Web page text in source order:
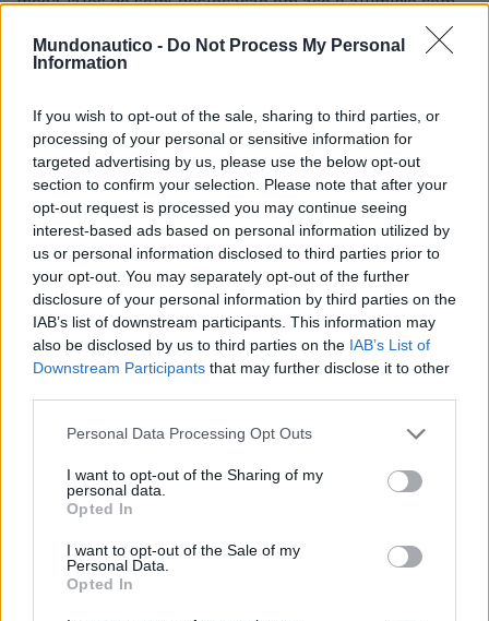
Mundonautico - Do Not Process My Personal
Information
If you wish to opt-out of the sale, sharing to third parties, or
processing of your personal or sensitive information for
targeted advertising by us, please use the below opt-out
section to confirm your selection. Please note that after your
opt-out request is processed you may continue seeing
interest-based ads based on personal information utilized by
us or personal information disclosed to third parties prior to
your opt-out. You may separately opt-out of the further
disclosure of your personal information by third parties on the
IAB’s list of downstream participants. This information may
also be disclosed by us to third parties on the IAB’s List of
Downstream Participants that may further disclose it to other
Personal Data Processing Opt Outs
I want to opt-out of the Sharing of my
personal data.
Opted In
I want to opt-out of the Sale of my
Personal Data.
Opted In
comprimentos entre 35 e 65 metros. Baglietto conta
atualmente com 2 locais de produção, em La Spezia
Spezia estende-se por uma área de cerca de 35.000 m2.
Nos últimos anos, foram efectuados investimentos
consideráveis para renovar amplamente todo o local de
produção: Foram construídos em La Spezia 3 novos
hangares para a construção de iates até 65 m de
comprimento, bem como novos cais totalmente
equipados para atracar embarcações até 70 m.
Um elevador de translação de cerca de 1 200 toneladas
– o maior da Europa – permite o transporte e o
lançamento de iates até 65 m de comprimento. O local
de atividade em Carrara, pelo contrário, compreende 2
construção de embarcações militares com a marca
Baglietto Navy, bem como de alguns modelos da icónica
marca Betram Yachts, que se juntou ao Grupo Baglietto
em 2015; a segunda área está equipada com 4 novos
hangares para a construção da linha DOM e de iates até